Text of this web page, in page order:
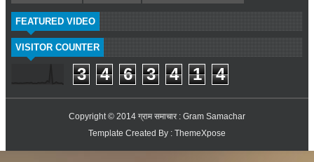
FEATURED VIDEO
VISITOR COUNTER
3 4 6 3 4 1 4
Copyright © 2014 ग्राम समाचार : Gram Samachar
Template Created By : ThemeXpose